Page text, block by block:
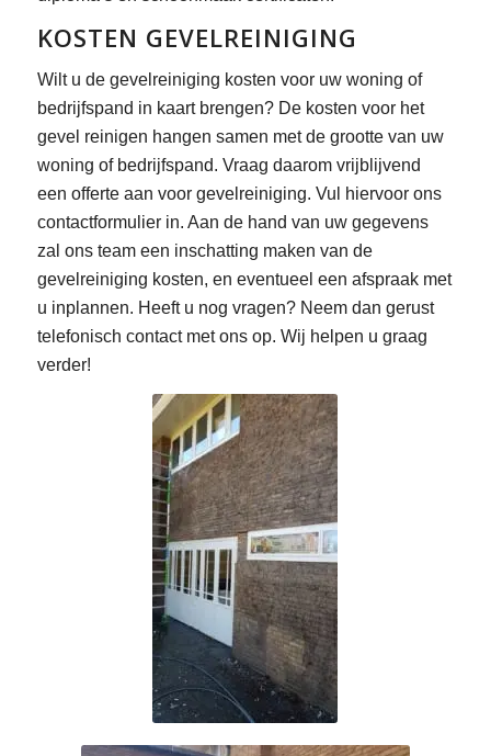
KOSTEN GEVELREINIGING
Wilt u de gevelreiniging kosten voor uw woning of
bedrijfspand in kaart brengen? De kosten voor het
gevel reinigen hangen samen met de grootte van uw
woning of bedrijfspand. Vraag daarom vrijblijvend
een offerte aan voor gevelreiniging. Vul hiervoor ons
contactformulier in. Aan de hand van uw gegevens
zal ons team een inschatting maken van de
gevelreiniging kosten, en eventueel een afspraak met
u inplannen. Heeft u nog vragen? Neem dan gerust
telefonisch contact met ons op. Wij helpen u graag
verder!